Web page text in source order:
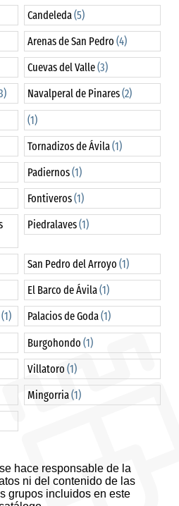
Candeleda(5)
Arenas de San Pedro(4)
Cuevas del Valle(3)
Navalperal de Pinares(2)
(1)
Tornadizos de Ávila(1)
Padiernos(1)
Fontiveros(1)
Piedralaves(1)
San Pedro del Arroyo(1)
El Barco de Ávila(1)
(1) Palacios de Goda(1)
Burgohondo(1)
Villatoro(1)
Mingorria(1)
hace responsable de la
ni del contenido de las
grupos incluidos en este